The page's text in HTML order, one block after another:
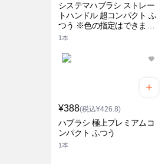
システマハブラシ ストレー
トハンドル 超コンパクト ふ
つう ※色の指定はできませ
ん デンター
1本
¥388(税込¥426.8)
ハブラシ 極上プレミアムコ
ンパクト ふつう
1本